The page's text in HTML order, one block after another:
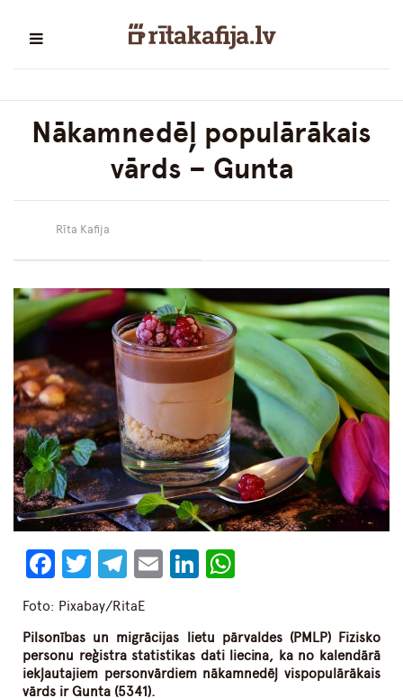
Nākamnedēļ populārākais
vārds – Gunta
Rīta Kafija
Facebook
Twitter
Telegram
EmailLinkedIn
Foto: Pixabay/RitaE
Pilsonības un migrācijas lietu pārvaldes (PMLP) Fizisko
personu reģistra statistikas dati liecina, ka no kalendārā
iekļautajiem personvārdiem nākamnedēļ vispopulārākais
vārds ir Gunta (5341).